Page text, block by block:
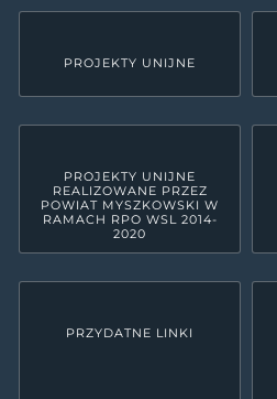
PROJEKTY UNIJNE
PROJEKTY UNIJNE
REALIZOWANE PRZEZ
POWIAT MYSZKOWSKI W
RAMACH RPO WSL 2014-
2020
PRZYDATNE LINKI